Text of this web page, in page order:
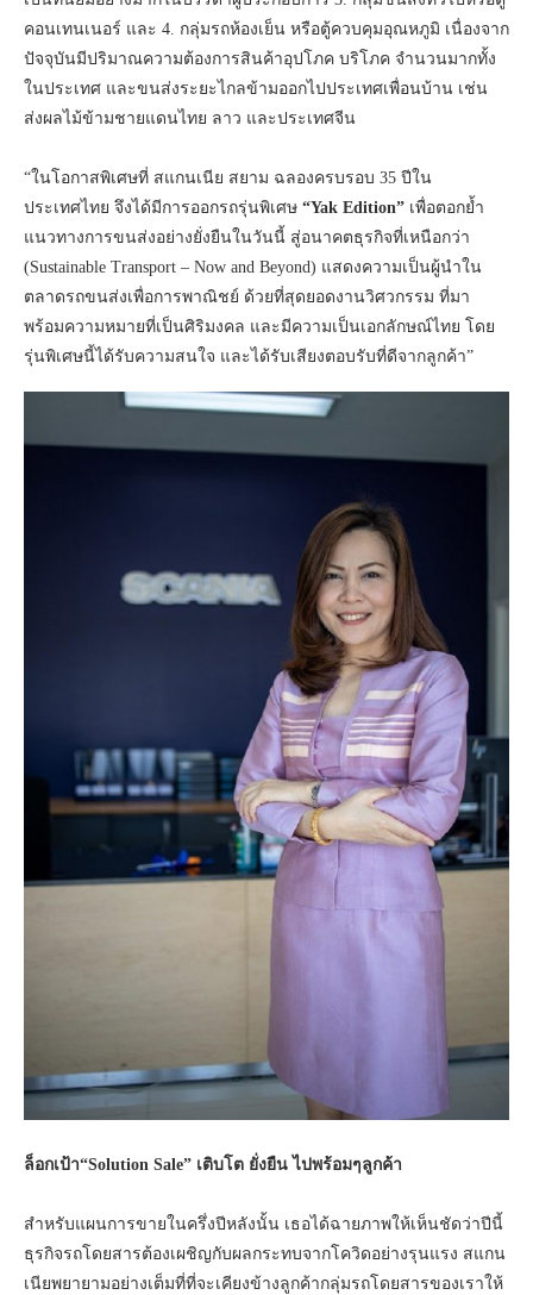
คอนเทนเนอร์ และ 4. กลุ่มรถห้องเย็น หรือตู้ควบคุมอุณหภูมิ เนื่องจาก
ปัจจุบันมีปริมาณความต้องการสินค้าอุปโภค บริโภค จำนวนมากทั้ง
ในประเทศ และขนส่งระยะไกลข้ามออกไปประเทศเพื่อนบ้าน เช่น
ส่งผลไม้ข้ามชายแดนไทย ลาว และประเทศจีน
“ในโอกาสพิเศษที่ สแกนเนีย สยาม ฉลองครบรอบ 35 ปีใน
ประเทศไทย จึงได้มีการออกรถรุ่นพิเศษ “Yak Edition” เพื่อตอกย้ำ
แนวทางการขนส่งอย่างยั่งยืนในวันนี้ สู่อนาคตธุรกิจที่เหนือกว่า
(Sustainable Transport – Now and Beyond) แสดงความเป็นผู้นำใน
ตลาดรถขนส่งเพื่อการพาณิชย์ ด้วยที่สุดยอดงานวิศวกรรม ที่มา
พร้อมความหมายที่เป็นศิริมงคล และมีความเป็นเอกลักษณ์ไทย โดย
รุ่นพิเศษนี้ได้รับความสนใจ และได้รับเสียงตอบรับที่ดีจากลูกค้า”
ล็อกเป้า“Solution Sale” เติบโต ยั่งยืน ไปพร้อมๆลูกค้า
สำหรับแผนการขายในครึ่งปีหลังนั้น เธอได้ฉายภาพให้เห็นชัดว่าปีนี้
ธุรกิจรถโดยสารต้องเผชิญกับผลกระทบจากโควิดอย่างรุนแรง สแกน
เนียพยายามอย่างเต็มที่ที่จะเคียงข้างลูกค้ากลุ่มรถโดยสารของเราให้